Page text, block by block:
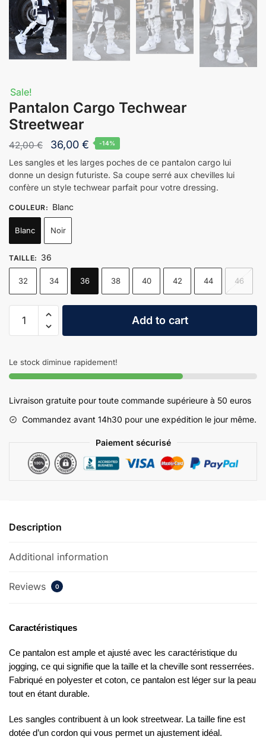
Sale!
Pantalon Cargo Techwear
Streetwear
42,00€ 36,00 € -14%
Les sangles et les larges poches de ce pantalon cargo lui
donne un design futuriste. Sa coupe serré aux chevilles lui
confère un style techwear parfait pour votre dressing.
COULEUR: Blanc
Blanc Noir
TAILLE: 36
32 34 36 38 40 42 44 46
Cargo
quantity
Add to cart
Le stock diminue rapidement!
Livraison gratuite pour toute commande supérieure à 50 euros
Commandez avant 14h30 pour une expédition le jour même.
Paiement sécurisé
Description
Additional information
Reviews 0
Caractéristiques
Ce pantalon est ample et ajusté avec les caractéristique du
jogging, ce qui signifie que la taille et la cheville sont resserrées.
Fabriqué en polyester et coton, ce pantalon est léger sur la peau
tout en étant durable.
Les sangles contribuent à un look streetwear. La taille fine est
dotée d’un cordon qui vous permet un ajustement idéal.